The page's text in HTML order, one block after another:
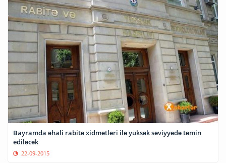
Bayramda əhali rabitə xidmətləri ilə yüksək səviyyədə təmin
ediləcək
22-09-2015